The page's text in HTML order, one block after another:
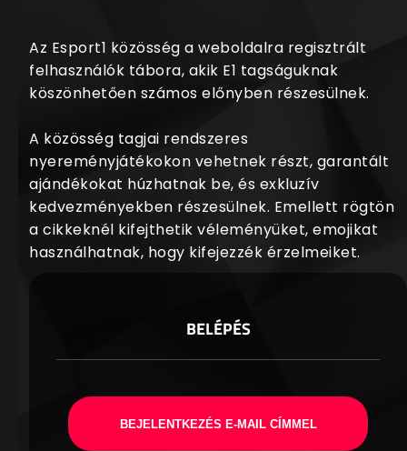
Az Esport1 közösség a weboldalra regisztrált
felhasználók tábora, akik E1 tagságuknak
köszönhetően számos előnyben részesülnek.
A közösség tagjai rendszeres
nyereményjátékokon vehetnek részt, garantált
ajándékokat húzhatnak be, és exkluzív
kedvezményekben részesülnek. Emellett rögtön
a cikkeknél kifejthetik véleményüket, emojikat
használhatnak, hogy kifejezzék érzelmeiket.
BELÉPÉS
BEJELENTKEZÉS E-MAIL CÍMMEL